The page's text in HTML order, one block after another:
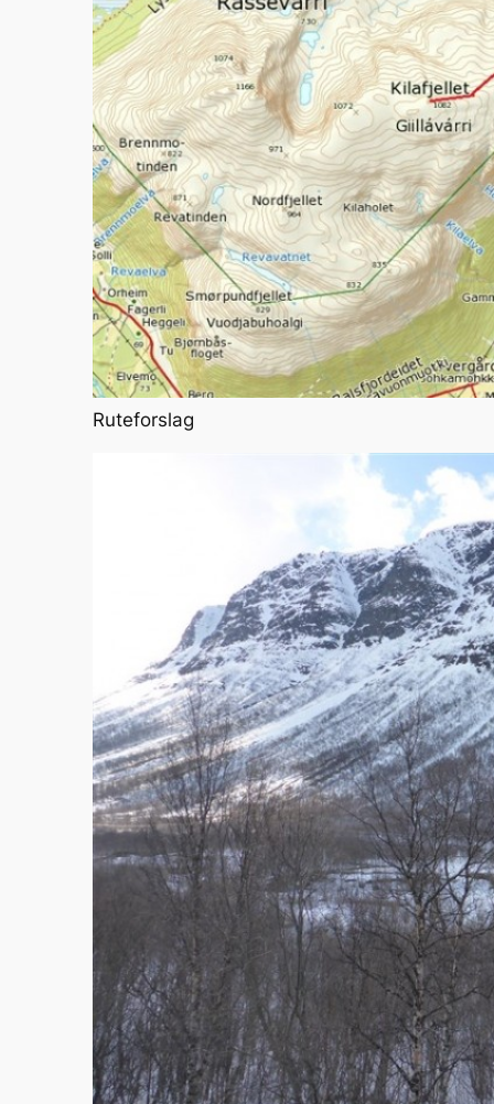
Ruteforslag